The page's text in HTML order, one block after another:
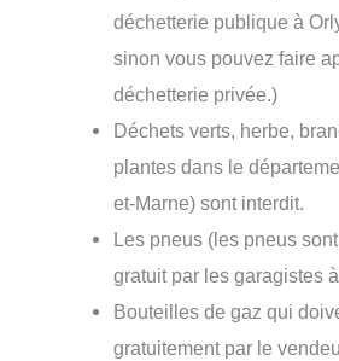
déchetterie publique à
sinon vous pouvez faire
déchetterie privée.)
Déchets verts, herbe,
plantes dans le
et-Marne) sont interdit.
Les pneus (les pneus
gratuit par les garagistes
Bouteilles de gaz qui
gratuitement par le